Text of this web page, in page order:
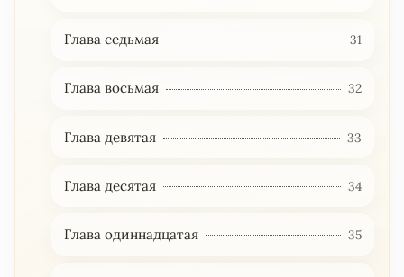
Глава седьмая 31
Глава восьмая 32
Глава девятая 33
Глава десятая 34
Глава одиннадцатая 35